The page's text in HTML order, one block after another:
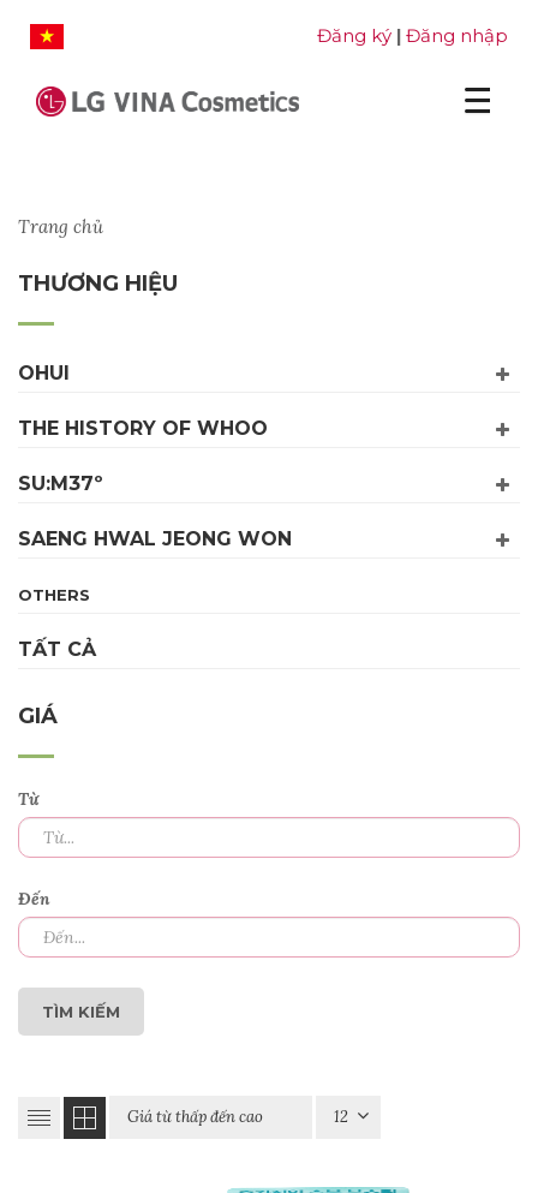
Đăng ký | Đăng nhập
Trang chủ
THƯƠNG HIỆU
OHUI
THE HISTORY OF WHOO
SU:M37º
SAENG HWAL JEONG WON
OTHERS
TẤT CẢ
GIÁ
Từ
Đến
TÌM KIẾM